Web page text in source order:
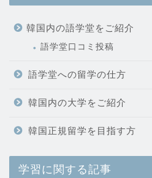
韓国内の語学堂をご紹介
語学堂口コミ投稿
語学堂への留学の仕方
韓国内の大学をご紹介
韓国正規留学を目指す方
学習に関する記事